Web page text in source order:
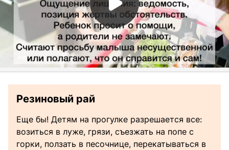
Резиновый рай
Еще бы! Детям на прогулке разрешается все:
возиться в луже, грязи, съезжать на попе с
горки, ползать в песочнице, перекатываться в